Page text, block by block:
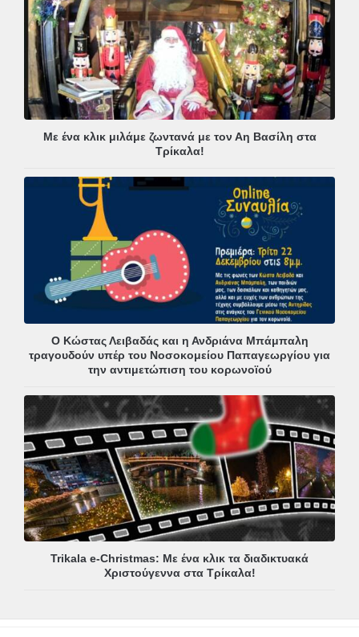
Με ένα κλικ μιλάμε ζωντανά με τον Αη Βασίλη στα
Τρίκαλα!
Ο Κώστας Λειβαδάς και η Ανδριάνα Μπάμπαλη
τραγουδούν υπέρ του Νοσοκομείου Παπαγεωργίου για
την αντιμετώπιση του κορωνοϊού
Trikala e-Christmas: Με ένα κλικ τα διαδικτυακά
Χριστούγεννα στα Τρίκαλα!